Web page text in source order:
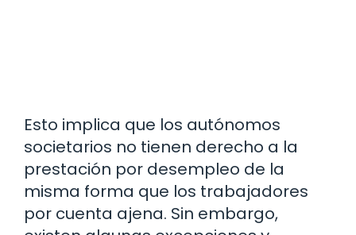
Esto implica que los autónomos
societarios no tienen derecho a la
prestación por desempleo de la
misma forma que los trabajadores
por cuenta ajena. Sin embargo,